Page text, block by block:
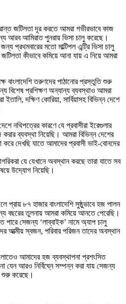
জটিলতা দূর করতে আমরা গভীরভাবে কাজ
আরব আমিরাত পুনরায় ভিসা চালু করেছে।
জন্য প্রথমবারের মতো মাল্টিপল এন্ট্রি ভিসা চালু
কীভাবে কমিয়ে আনা যায় এ নিয়ে আমরা
বাংলাদেশি তরুণদের পাঠানোর প্রস্তুতি শুরু
বিশেষ প্রশিক্ষণ অন্যান্য ব্যবস্থাও আমরা
দক্ষিণ কোরিয়া, সার্বিয়াসহ বিভিন্ন দেশে
নথিপত্রের কারণে যে প্রবাসীরা ইরেগুলার
করার ব্যবস্থা নিয়েছি। আমরা বিভিন্ন দেশের
করে দেখছি যাতে আমাদের প্রবাসী ভাই-বোনদের
যে যেখানে অবস্থান করছে তারা যাতে সব
উদ্যোগ নিয়েছি।
প্রায় ৮৭ হাজার বাংলাদেশি সুষ্ঠুভাবে হজ পালন
বছরের তুলনায় আমরা কমিয়ে আনতে পেরেছি।
পারে সেজন্য ‘লাব্বাইক’ নামে অ্যাপ চালু
আত্মীয় স্বজন, পরিবার পরিজন তাদের অবস্থান
আমাদের হজ ব্যবস্থাপনা প্রশংসিত
যেন আরও নির্বিঘ্নে সম্পন্ন করা যায় সেজন্য
শুরু করেছে।